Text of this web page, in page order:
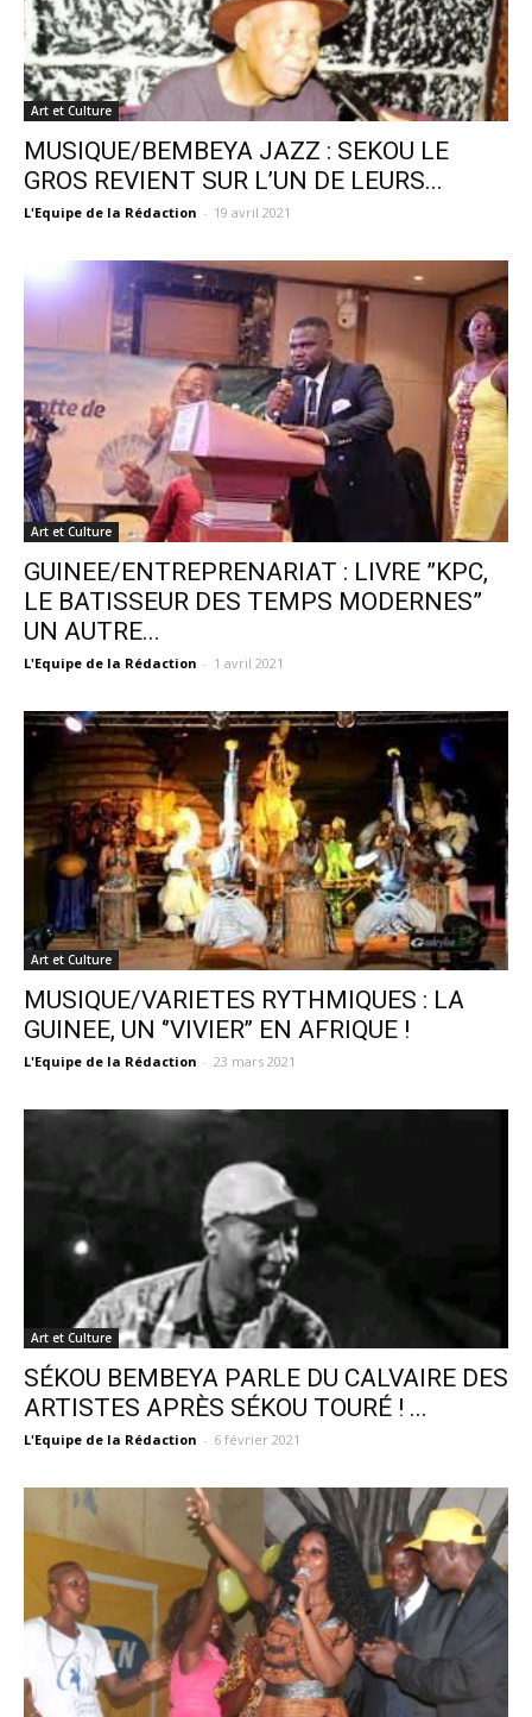
Art et Culture
MUSIQUE/BEMBEYA JAZZ : SEKOU LE
GROS REVIENT SUR L’UN DE LEURS...
L'Equipe de la Rédaction - 19 avril 2021
Art et Culture
GUINEE/ENTREPRENARIAT : LIVRE ”KPC,
LE BATISSEUR DES TEMPS MODERNES”
UN AUTRE...
L'Equipe de la Rédaction - 1 avril 2021
Art et Culture
MUSIQUE/VARIETES RYTHMIQUES : LA
GUINEE, UN ‘’VIVIER’’ EN AFRIQUE !
L'Equipe de la Rédaction - 23 mars 2021
Art et Culture
SÉKOU BEMBEYA PARLE DU CALVAIRE DES
ARTISTES APRÈS SÉKOU TOURÉ ! ...
L'Equipe de la Rédaction - 6 février 2021